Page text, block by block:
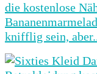
die kostenlose
knifflig sein,